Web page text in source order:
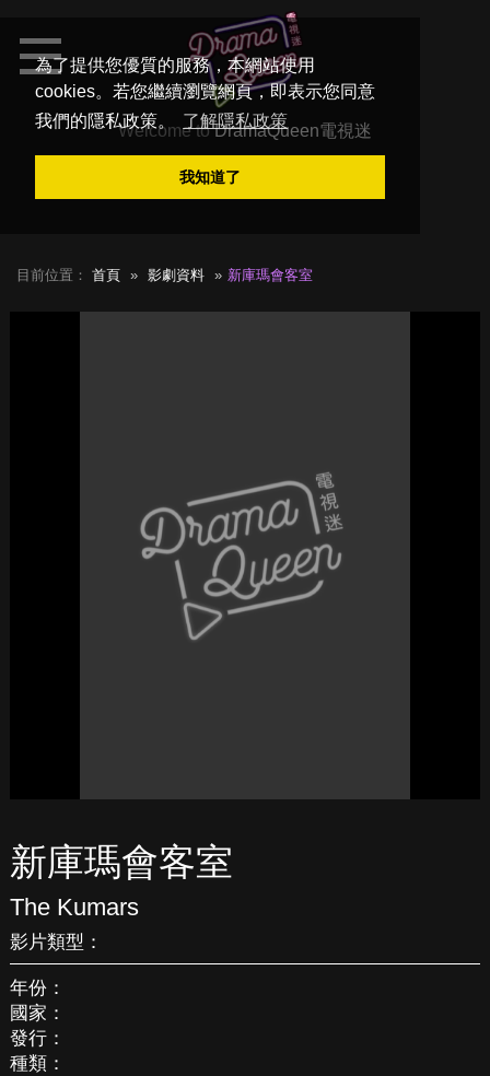
為了提供您優質的服務，本網站使用
cookies。若您繼續瀏覽網頁，即表示您同意
我們的隱私政策。
了解隱私政策
我知道了
Welcome toDramaQueen電視迷
目前位置： 首頁 影劇資料 新庫瑪會客室
新庫瑪會客室
The Kumars
影片類型：
年份：
國家：
發行：
種類：